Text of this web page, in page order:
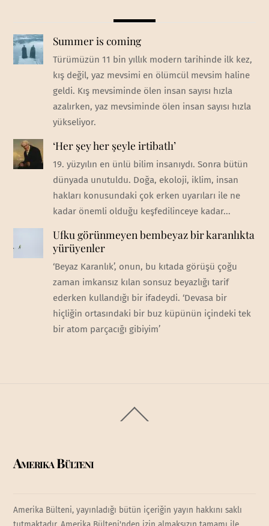
Summer is coming
Türümüzün 11 bin yıllık modern tarihinde ilk kez,
kış değil, yaz mevsimi en ölümcül mevsim haline
geldi. Kış mevsiminde ölen insan sayısı hızla
azalırken, yaz mevsiminde ölen insan sayısı hızla
yükseliyor.
‘Her şey her şeyle irtibatlı’
19. yüzyılın en ünlü bilim insanıydı. Sonra bütün
dünyada unutuldu. Doğa, ekoloji, iklim, insan
hakları konusundaki çok erken uyarıları ile ne
kadar önemli olduğu keşfedilinceye kadar...
Ufku görünmeyen bembeyaz bir karanlıkta
yürüyenler
‘Beyaz Karanlık’, onun, bu kıtada görüşü çoğu
zaman imkansız kılan sonsuz beyazlığı tarif
ederken kullandığı bir ifadeydi. ‘Devasa bir
hiçliğin ortasındaki bir buz küpünün içindeki tek
bir atom parçacığı gibiyim’
To
Amerika Bülteni
Amerika Bülteni, yayınladığı bütün içeriğin yayın hakkını saklı